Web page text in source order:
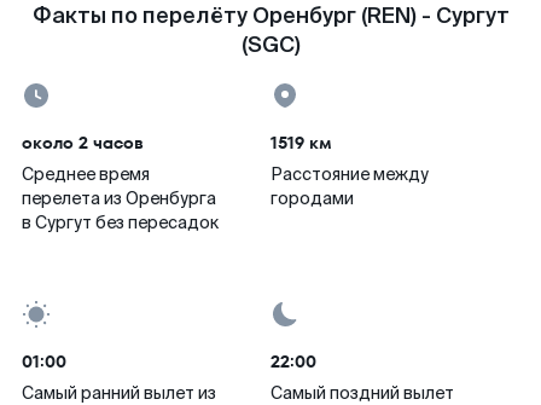
Факты по перелёту Оренбург (REN) - Сургут
(SGC)
около 2 часов
Среднее время
перелета из Оренбурга
в Сургут без пересадок
1519 км
Расстояние между
городами
01:00
Самый ранний вылет из
22:00
Самый поздний вылет